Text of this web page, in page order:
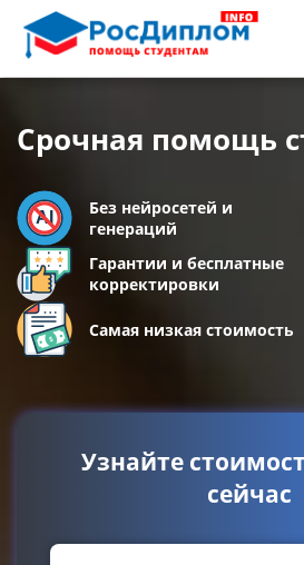
Срочная помощь
Без нейросетей и
генераций
Гарантии и бесплатные
корректировки
Самая низкая стоимость
Узнайте
сейчас